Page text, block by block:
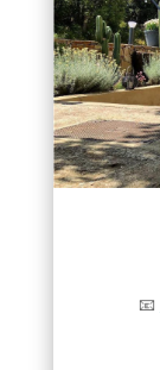
📧